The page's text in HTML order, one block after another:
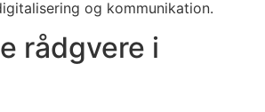
og kommunikation.
rådgvere i